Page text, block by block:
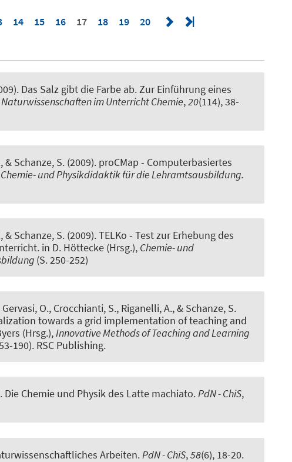
14 15 16 17 18 19 20
Das Salz gibt die Farbe ab. Zur Einführung eines
Naturwissenschaften im Unterricht Chemie,20(114), 38-
, & Schanze, S. (2009). proCMap - Computerbasiertes
Chemie- und Physikdidaktik für die Lehramtsausbildung.
, & Schanze, S. (2009).TELKo - Test zur Erhebung des
in D. Höttecke (Hrsg.), Chemie- und
(S. 250-252)
O., Crocchianti, S., Riganelli, A., & Schanze, S.
towards a grid implementation of teaching and
(Hrsg.),Innovative Methods of Teaching and Learning
190). RSC Publishing.
Die Chemie und Physik des Latte machiato.PdN - ChiS,
Arbeiten. PdN - ChiS,58(6), 18-20.